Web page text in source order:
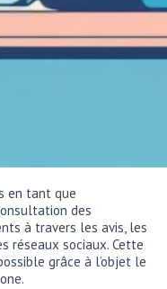
en tant que
des
à travers les avis, les
réseaux sociaux. Cette
grâce à l’objet le